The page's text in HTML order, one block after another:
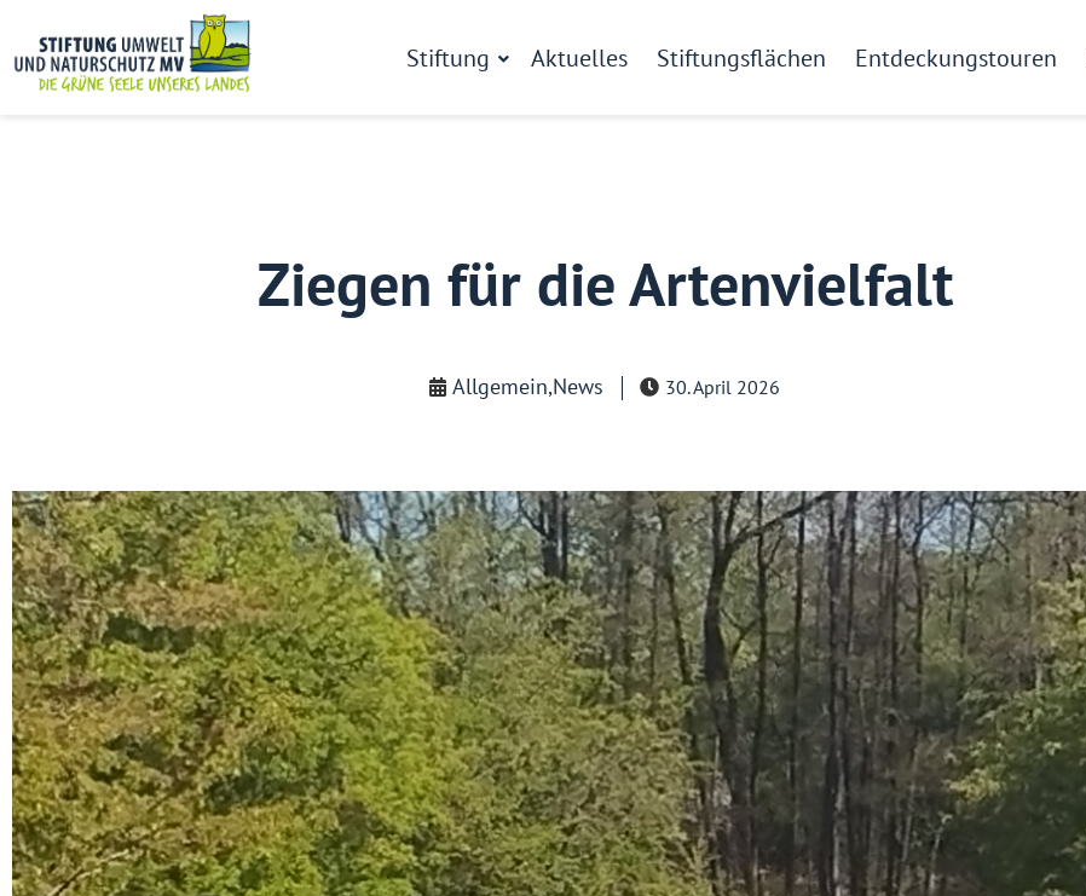
Stiftung Aktuelles Stiftungsflächen Entdeckungstouren
Ziegen für die Artenvielfalt
Allgemein,News 30. April 2026